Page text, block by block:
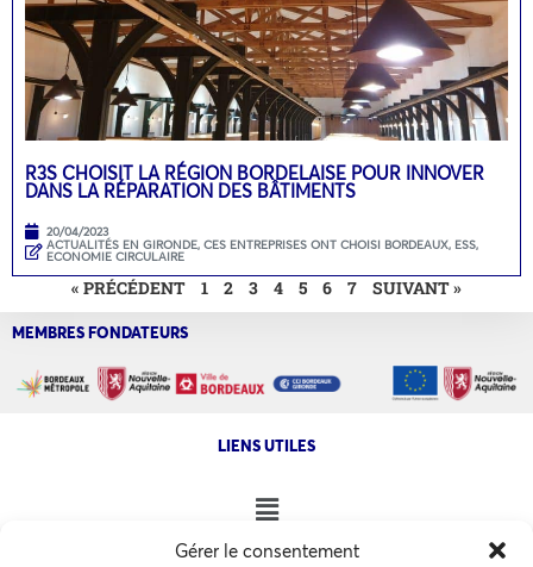
Gérer le consentement
R3S CHOISIT LA RÉGION BORDELAISE POUR INNOVER
DANS LA RÉPARATION DES BÂTIMENTS
20/04/2023
ACTUALITÉS EN GIRONDE, CES ENTREPRISES ONT CHOISI BORDEAUX, ESS,
ECONOMIE CIRCULAIRE
« PRÉCÉDENT 1 2 3 4 5 6 7 SUIVANT »
MEMBRES FONDATEURS
LIENS UTILES
NOS AUTRES SITES